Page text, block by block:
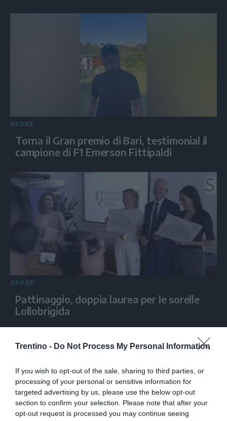
Trentino - Do Not Process My Personal Information
If you wish to opt-out of the sale, sharing to third parties, or
processing of your personal or sensitive information for
targeted advertising by us, please use the below opt-out
section to confirm your selection. Please note that after your
opt-out request is processed you may continue seeing
SPORT
Torna il Gran premio di Bari, testimonial il
campione di F1 Emerson Fittipaldi
SPORT
Pattinaggio, doppia laurea per le sorelle
Lollobrigida